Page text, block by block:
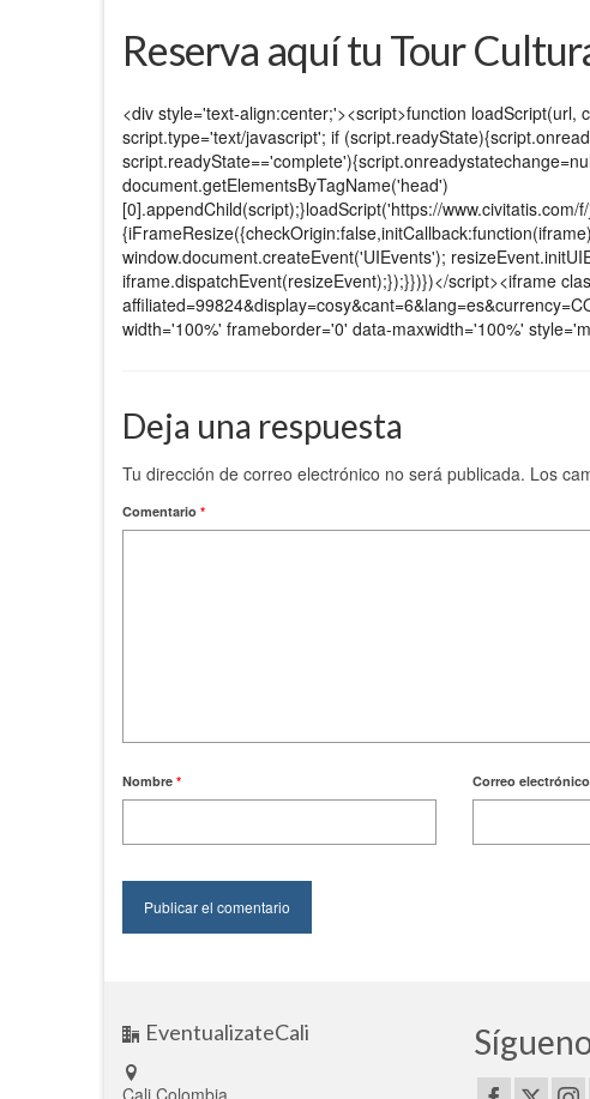
Reserva aquí tu Tour
<div style='text-align:center;'><script>function
script.type='text/javascript'; if
document.getElementsByTagName('head')
[0].appendChild(script);}loadScript('https://
window.document.createEvent('UIEvents');
iframe.dispatchEvent(resizeEvent);});}})})</script><iframe
width='100%' frameborder='0' data-maxwidth='100%'
Deja una respuesta
Tu dirección de correo electrónico no será publicada. Los
Comentario *
Nombre * Correo
EventualizateCali
Cali Colombia